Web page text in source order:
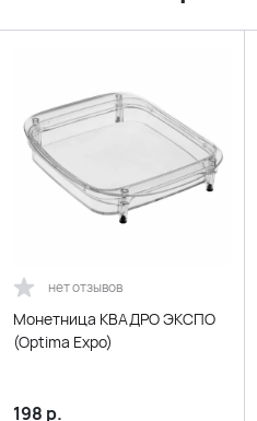
нет отзывов
Монетница КВАДРО ЭКСПО
(Optima Expo)
198 р.